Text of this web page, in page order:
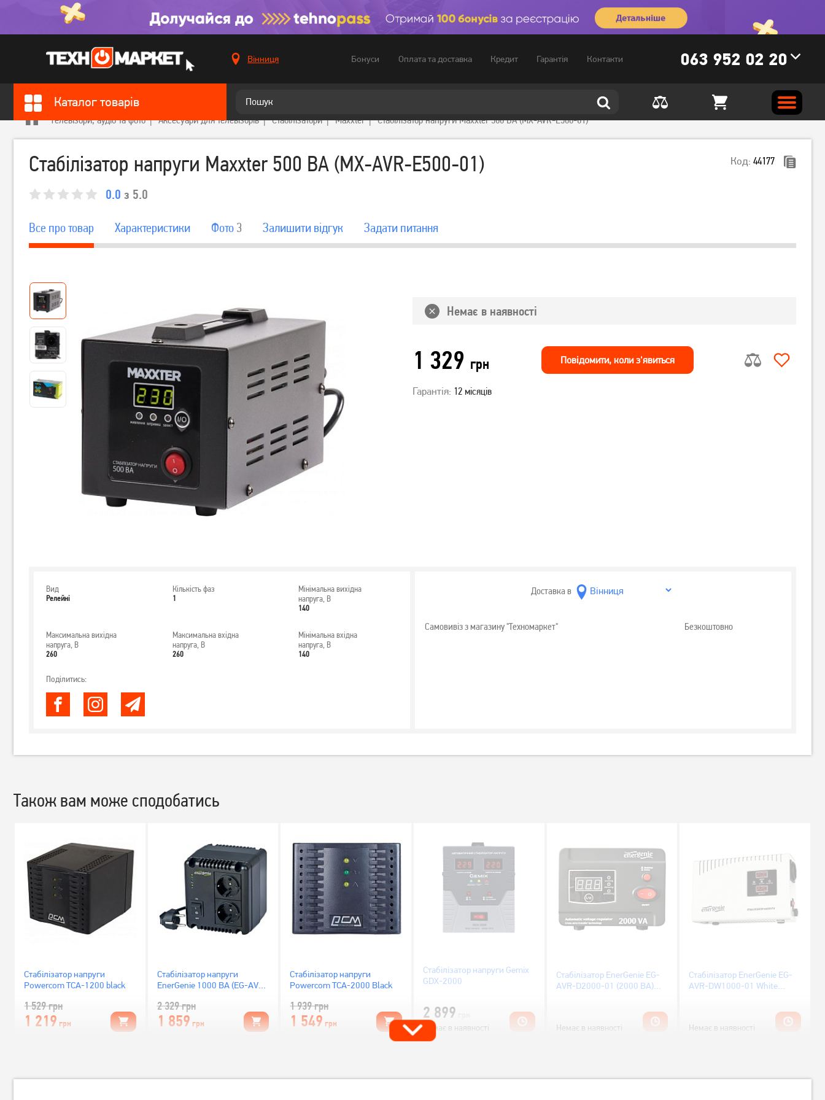
Вінниця Бонуси Оплата та доставка Кредит Гарантія Контакти 063 952 02 20
Каталог товарів
Телевізори, аудіо та фото Аксесуари для телевізорів Стабілізатори Maxxter Стабілізатор напруги Maxxter 500 BA (MX-AVR-E500-01)
Стабілізатор напруги Maxxter 500 BA (MX-AVR-E500-01) Код: 44177
0.0 з 5.0
Все про товар Характеристики Фото 3 Залишити вiдгук Задати питання
Немає в наявності
1 329 грн Повiдомити, коли з'явиться
Гарантія: 12 місяців
Вид
Релейні
Кількість фаз
1
Мінімальна вихідна
напруга, В
140
Максимальна вихідна
напруга, В
260
Максимальна вхідна
напруга, В
260
Мінімальна вхідна
напруга, В
140
Поділитись:
Доставка в
Самовивіз з магазину "Техномаркет" Безкоштовно
Також вам може сподобатись
Стабілізатор напруги
Powercom TCA-1200 black
1 529грн
1 219 грн
Стабілізатор напруги
EnerGenie 1000 ВА (EG-AVR-
2 329грн
1 859 грн
Стабілізатор напруги
Powercom TCA-2000 Black
1 939грн
1 549 грн
Стабілізатор напруги Gemix
GDX-2000
2 899
Немає в наявності
Стабілізатор EnerGenie EG-
AVR-D2000-01 (2000 ВА)
Немає в наявності
Стабілізатор EnerGenie EG-
AVR-DW1000-01 White
Немає в наявності